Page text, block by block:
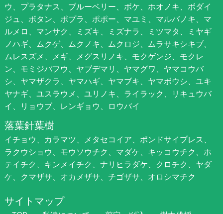
ウ、プラタナス、ブルーベリー、ボケ、ホオノキ、ボダイ
ジュ、ボタン、ポプラ、ポポー、マユミ、マルバノキ、マ
ルメロ、マンサク、ミズキ、ミズナラ、ミツマタ、ミヤギ
ノハギ、ムクゲ、ムクノキ、ムクロジ、ムラサキシキブ、
ムレスズメ、メギ、メグスリノキ、モクゲンジ、モクレ
ン、モミジバフウ、ヤブデマリ、ヤマグワ、ヤマコウバ
シ、ヤマザクラ、ヤマハギ、ヤマブキ、ヤマボウシ、ユキ
ヤナギ、ユスラウメ、ユリノキ、ライラック、リキュウバ
イ、リョウブ、レンギョウ、ロウバイ
落葉針葉樹
イチョウ、カラマツ、メタセコイア、ポンドサイプレス、
ラクウショウ、モウソウチク、マダケ、キッコウチク、ホ
テイチク、キンメイチク、ナリヒラダケ、クロチク、ヤダ
ケ、クマザサ、オカメザサ、チゴザサ、オロシマチク
サイトマップ